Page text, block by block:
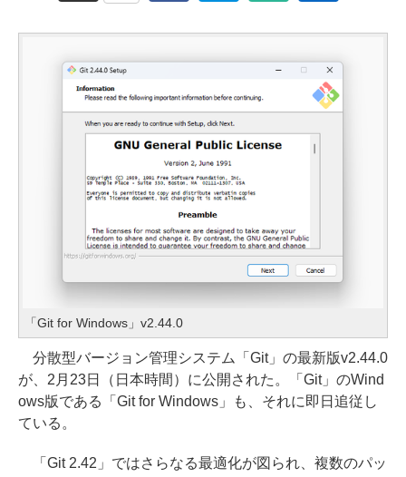
「Git for Windows」v2.44.0
分散型バージョン管理システム「Git」の最新版v2.44.0
が、2月23日（日本時間）に公開された。「Git」のWind
ows版である「Git for Windows」も、それに即日追従し
ている。
「Git 2.42」ではさらなる最適化が図られ、複数のパッ